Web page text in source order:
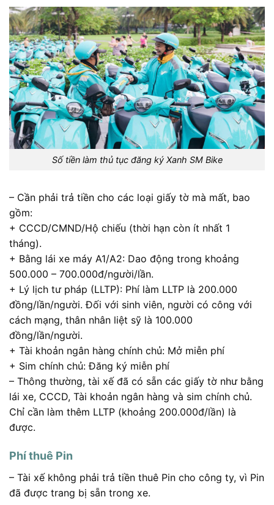
Số tiền làm thủ tục đăng ký Xanh SM Bike
– Cần phải trả tiền cho các loại giấy tờ mà mất, bao
gồm:
+ CCCD/CMND/Hộ chiếu (thời hạn còn ít nhất 1
tháng).
+ Bằng lái xe máy A1/A2: Dao động trong khoảng
500.000 – 700.000đ/người/lần.
+ Lý lịch tư pháp (LLTP): Phí làm LLTP là 200.000
đồng/lần/người. Đối với sinh viên, người có công với
cách mạng, thân nhân liệt sỹ là 100.000
đồng/lần/người.
+ Tài khoản ngân hàng chính chủ: Mở miễn phí
+ Sim chính chủ: Đăng ký miễn phí
– Thông thường, tài xế đã có sẵn các giấy tờ như bằng
lái xe, CCCD, Tài khoản ngân hàng và sim chính chủ.
Chỉ cần làm thêm LLTP (khoảng 200.000đ/lần) là
được.
Phí thuê Pin
– Tài xế không phải trả tiền thuê Pin cho công ty, vì Pin
đã được trang bị sẵn trong xe.